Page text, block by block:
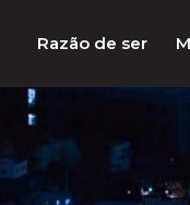
Razão de ser